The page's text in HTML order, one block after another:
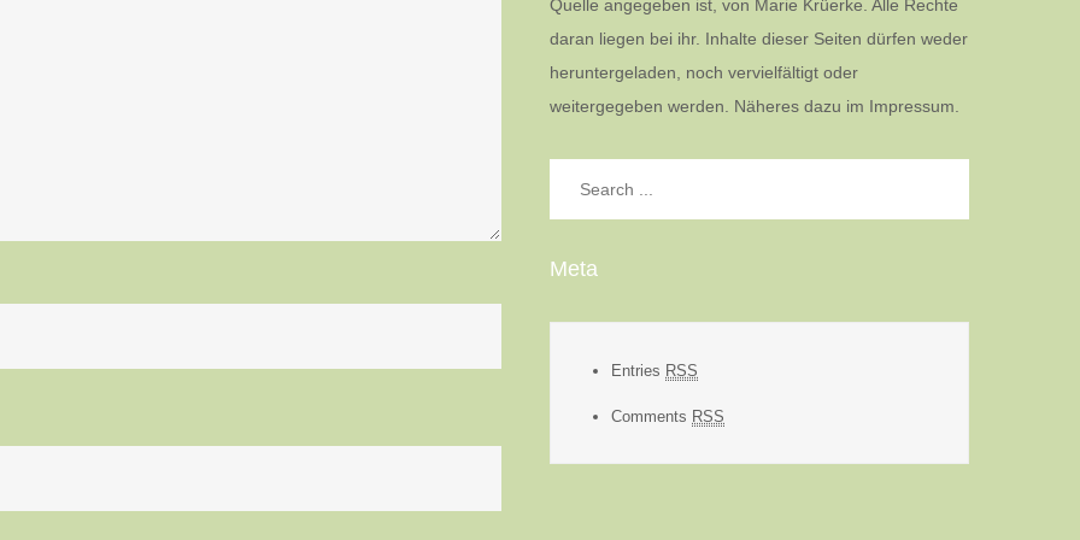
Quelle angegeben ist, von Marie Krüerke. Alle Rechte
daran liegen bei ihr. Inhalte dieser Seiten dürfen weder
heruntergeladen, noch vervielfältigt oder
weitergegeben werden. Näheres dazu im Impressum.
Meta
Entries RSS
Comments RSS